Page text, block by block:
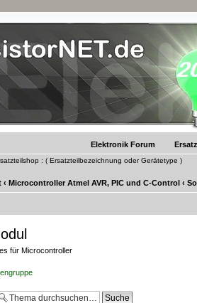
Elektronik Forum
: ( Ersatzteilbezeichnung oder Gerätetype )
‹ Microcontroller Atmel AVR, PIC und C-Control ‹
für Microcontroller